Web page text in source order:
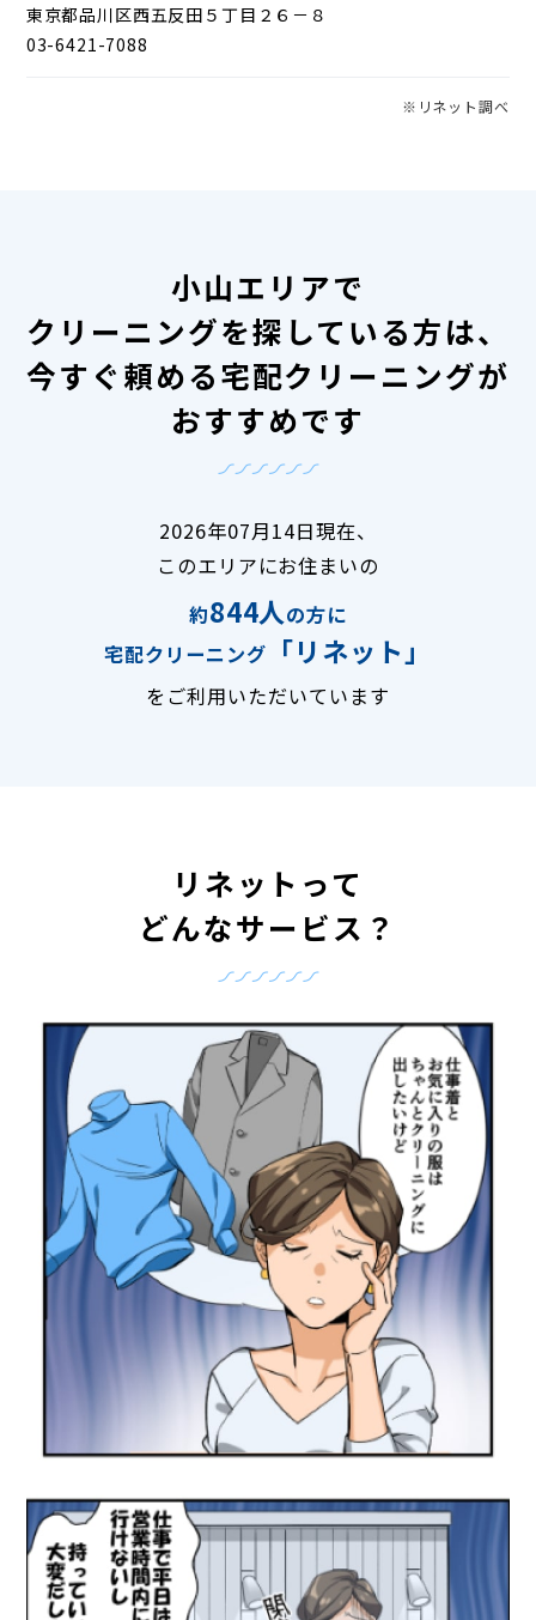
東京都品川区西五反田５丁目２６－８
03-6421-7088
※リネット調べ
小山エリアで
クリーニングを探している方は、
今すぐ頼める宅配クリーニングが
おすすめです
2026年07月14日現在、
このエリアにお住まいの
約844人の方に
宅配クリーニング
「リネット」
をご利用いただいています
リネットって
どんなサービス？